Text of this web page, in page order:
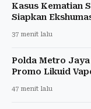
Kasus Kematian
Siapkan
37 menit lalu
Polda Metro
Promo Likuid
47 menit lalu